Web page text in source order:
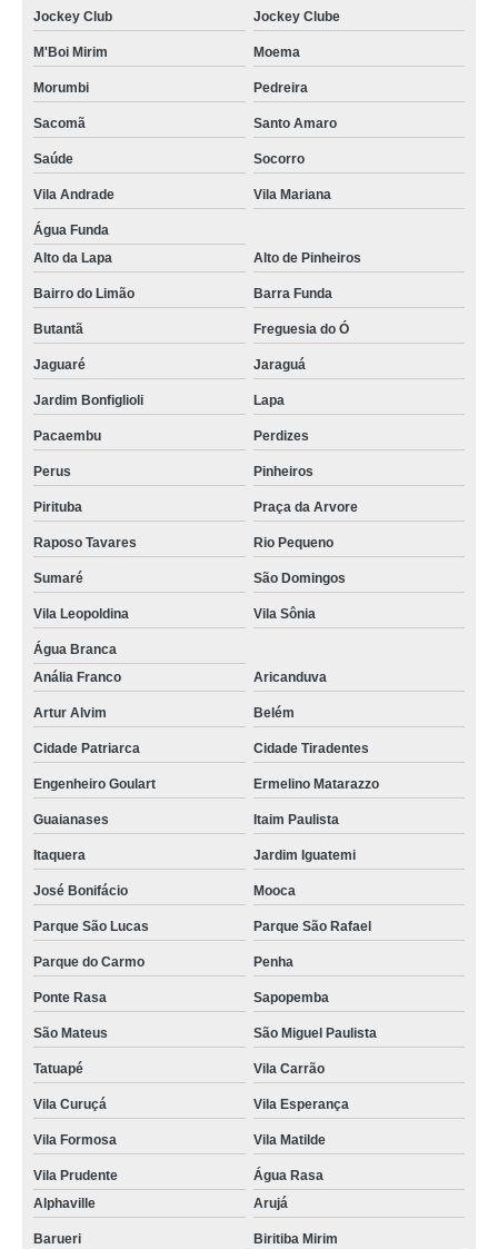
Jockey Club Jockey Clube
M'Boi Mirim Moema
Morumbi Pedreira
Sacomã Santo Amaro
Saúde Socorro
Vila Andrade Vila Mariana
Água Funda
Alto da Lapa
Alto de Pinheiros
Bairro do Limão Barra Funda
Butantã Freguesia do Ó
Jaguaré Jaraguá
Jardim Bonfiglioli Lapa
Pacaembu Perdizes
Perus Pinheiros
Pirituba Praça da Arvore
Raposo Tavares Rio Pequeno
Sumaré São Domingos
Vila Leopoldina Vila Sônia
Água Branca
Anália Franco
Aricanduva
Artur Alvim Belém
Cidade Patriarca Cidade Tiradentes
Engenheiro Goulart Ermelino Matarazzo
Guaianases Itaim Paulista
Itaquera Jardim Iguatemi
José Bonifácio Mooca
Parque São Lucas Parque São Rafael
Parque do Carmo Penha
Ponte Rasa Sapopemba
São Mateus São Miguel Paulista
Tatuapé Vila Carrão
Vila Curuçá Vila Esperança
Vila Formosa Vila Matilde
Vila Prudente
Água Rasa
Alphaville
Arujá
Barueri Biritiba Mirim